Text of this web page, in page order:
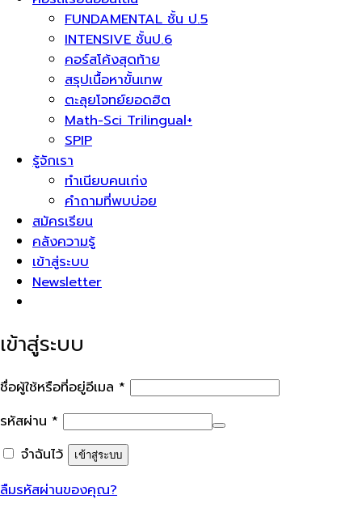
FUNDAMENTAL ชั้น ป.5
INTENSIVE ชั้นป.6
คอร์สโค้งสุดท้าย
สรุปเนื้อหาขั้นเทพ
ตะลุยโจทย์ยอดฮิต
Math-Sci Trilingual+
SPIP
รู้จักเรา
ทำเนียบคนเก่ง
คำถามที่พบบ่อย
สมัครเรียน
คลังความรู้
เข้าสู่ระบบ
Newsletter
เข้าสู่ระบบ
ชื่อผู้ใช้หรือที่อยู่อีเมล * ต้องการ
รหัสผ่าน * ต้องการ
จำฉันไว้
เข้าสู่ระบบ
ลืมรหัสผ่านของคุณ?